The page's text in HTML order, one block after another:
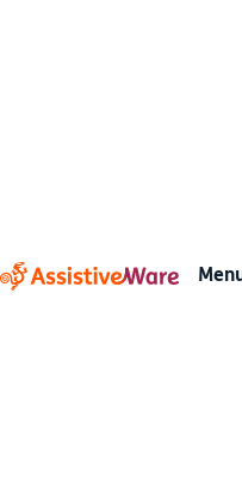
need for special
If you are using iOS 13